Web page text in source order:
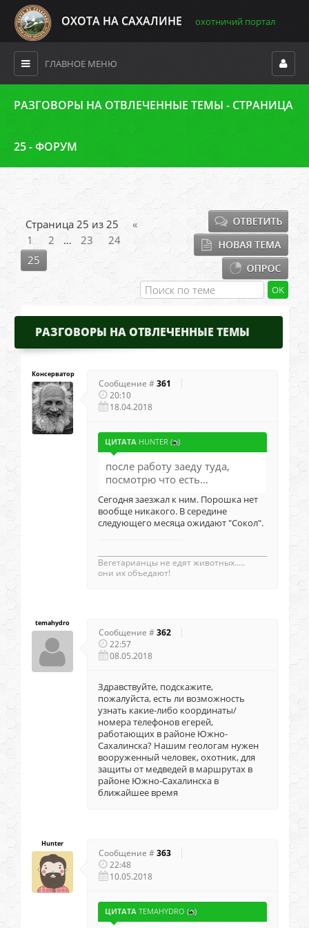
ОХОТА НА САХАЛИНЕ охотничий портал
ГЛАВНОЕ МЕНЮ
РАЗГОВОРЫ НА ОТВЛЕЧЕННЫЕ ТЕМЫ - СТРАНИЦА
25 - ФОРУМ
Страница 25 из 25
«
1
2 … 23
24
25
РАЗГОВОРЫ НА ОТВЛЕЧЕННЫЕ ТЕМЫ
Консерватор
Сообщение #361
20:10
18.04.2018
ЦИТАТА HUNTER ( )
после работу заеду туда,
посмотрю что есть...
Сегодня заезжал к ним. Порошка нет
вообще никакого. В середине
следующего месяца ожидают "Сокол".
Вегетаpианцы не едят животных.....
они их объедают!
temahydro
Сообщение #362
22:57
08.05.2018
Здравствуйте, подскажите,
пожалуйста, есть ли возможность
узнать какие-либо координаты/
номера телефонов егерей,
работающих в районе Южно-
Сахалинска? Нашим геологам нужен
вооруженный человек, охотник, для
защиты от медведей в маршрутах в
районе Южно-Сахалинска в
ближайшее время
Hunter
Сообщение #363
22:48
10.05.2018
ЦИТАТА TEMAHYDRO ( )